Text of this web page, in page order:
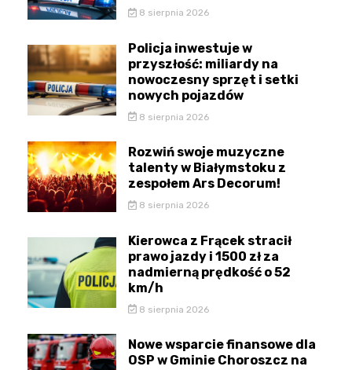
8 sierpnia 2026
Policja inwestuje w
przyszłość: miliardy na
nowoczesny sprzęt i setki
nowych pojazdów
8 sierpnia 2026
Rozwiń swoje muzyczne
talenty w Białymstoku z
zespołem Ars Decorum!
8 sierpnia 2026
Kierowca z Frącek stracił
prawo jazdy i 1500 zł za
nadmierną prędkość o 52
km/h
8 sierpnia 2026
Nowe wsparcie finansowe dla
OSP w Gminie Choroszcz na